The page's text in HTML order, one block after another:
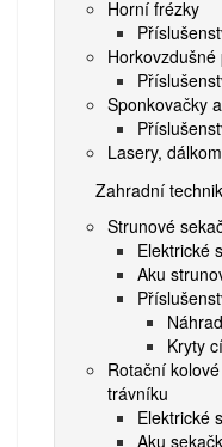
Horní frézky
Horkovzdušné
Sponkovačky
Lasery,
Zahradní
Strunové
Elektrické
Aku
Kryty
Rotační
trávníku
Elektrické
Aku